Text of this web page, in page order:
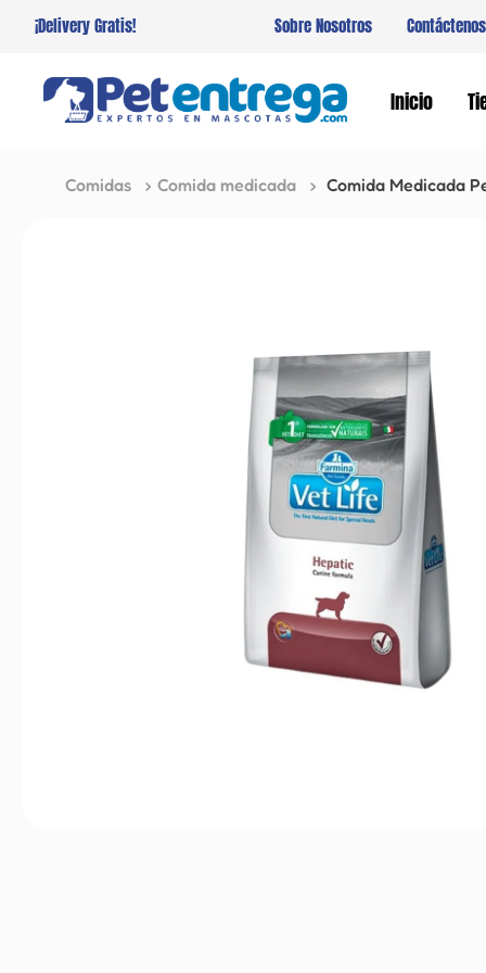
¡Delivery Gratis! Sobre Nosotros Contáctenos
Inicio
Comidas Comida medicada Comida Medicada